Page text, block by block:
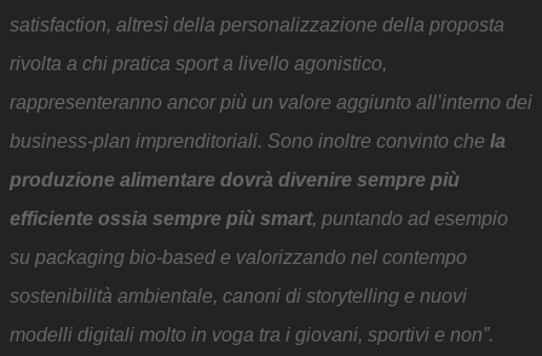
satisfaction, altresì della personalizzazione della proposta
rivolta a chi pratica sport a livello agonistico,
rappresenteranno ancor più un valore aggiunto all’interno dei
business-plan imprenditoriali. Sono inoltre convinto che la
produzione alimentare dovrà divenire sempre più
efficiente ossia sempre più smart, puntando ad esempio
su packaging bio-based e valorizzando nel contempo
sostenibilità ambientale, canoni di storytelling e nuovi
modelli digitali molto in voga tra i giovani, sportivi e non”.